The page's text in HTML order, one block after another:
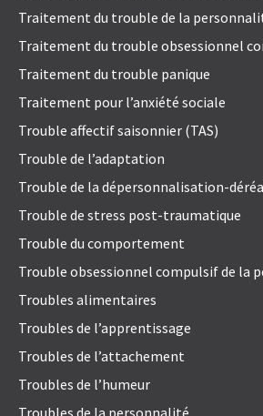
Traitement du trouble de la
Traitement du trouble obsessionnel
Traitement du trouble panique
Traitement pour l’anxiété sociale
Trouble affectif saisonnier (TAS)
Trouble de l’adaptation
Trouble de la dépersonnalisation-
Trouble de stress post-traumatique
Trouble du comportement
Trouble obsessionnel compulsif de la
Troubles alimentaires
Troubles de l’apprentissage
Troubles de l’attachement
Troubles de l’humeur